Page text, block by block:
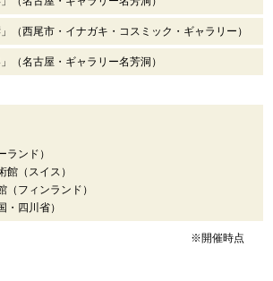
（西尾市・イナガキ・コスミック・ギャラリー）
（名古屋・ギャラリー名芳洞）
ランド）
館（スイス）
フィンランド）
・四川省）
※開催時点